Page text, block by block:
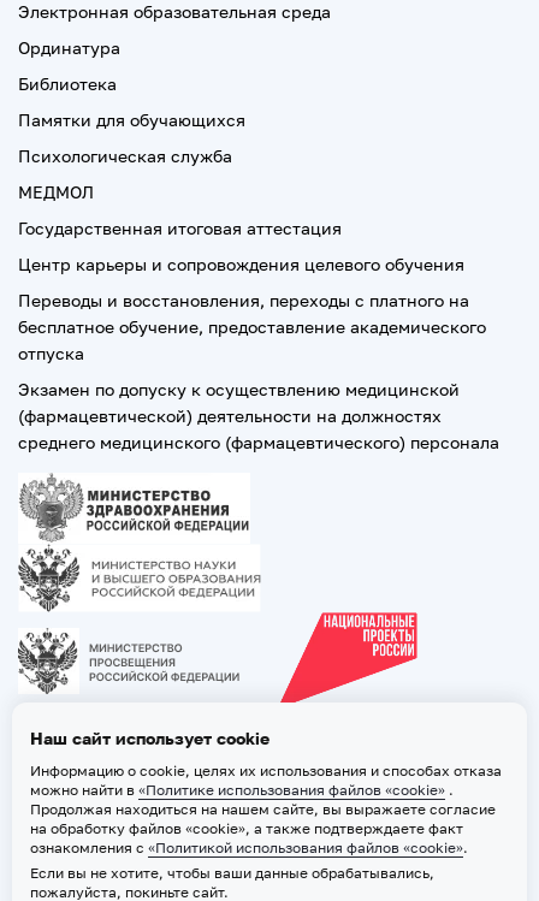
Электронная образовательная среда
Ординатура
Библиотека
Памятки для обучающихся
Психологическая служба
МЕДМОЛ
Государственная итоговая аттестация
Центр карьеры и сопровождения целевого обучения
Переводы и восстановления, переходы с платного на
бесплатное обучение, предоставление академического
отпуска
Экзамен по допуску к осуществлению медицинской
(фармацевтической) деятельности на должностях
среднего медицинского (фармацевтического) персонала
2026 © ТВГМУ. Все права защищены
Наш сайт использует cookie
Информацию о cookie, целях их использования и способах отказа
можно найти в «Политике использования файлов «cookie» .
Продолжая находиться на нашем сайте, вы выражаете согласие
на обработку файлов «cookie», а также подтверждаете факт
ознакомления с «Политикой использования файлов «cookie».
Если вы не хотите, чтобы ваши данные обрабатывались,
пожалуйста, покиньте сайт.